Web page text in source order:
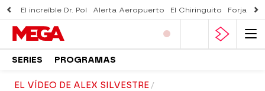
El increíble Dr. Pol Alerta Aeropuerto El Chiringuito Forjado
SERIES PROGRAMAS
EL VÍDEO DE ALEX SILVESTRE